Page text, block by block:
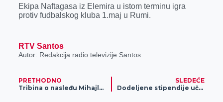
Ekipa Naftagasa iz Elemira u istom terminu igra
protiv fudbalskog kluba 1.maj u Rumi.
RTV Santos
Autor: Redakcija radio televizije Santos
PRETHODNO
Tribina o nasleđu Mihajla Pupina okupila brojne posetioce
SLEDEĆE
Dodeljene stipendije učenicima i studentima